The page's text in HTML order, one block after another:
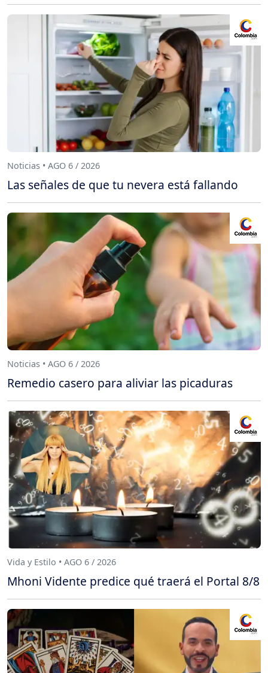
Noticias • AGO 6 / 2026
Las señales de que tu nevera está fallando
Noticias • AGO 6 / 2026
Remedio casero para aliviar las picaduras
Vida y Estilo • AGO 6 / 2026
Mhoni Vidente predice qué traerá el Portal 8/8